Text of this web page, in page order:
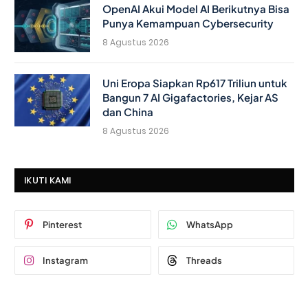
OpenAI Akui Model AI Berikutnya Bisa
Punya Kemampuan Cybersecurity
8 Agustus 2026
Uni Eropa Siapkan Rp617 Triliun untuk
Bangun 7 AI Gigafactories, Kejar AS
dan China
8 Agustus 2026
IKUTI KAMI
Pinterest WhatsApp
Instagram Threads